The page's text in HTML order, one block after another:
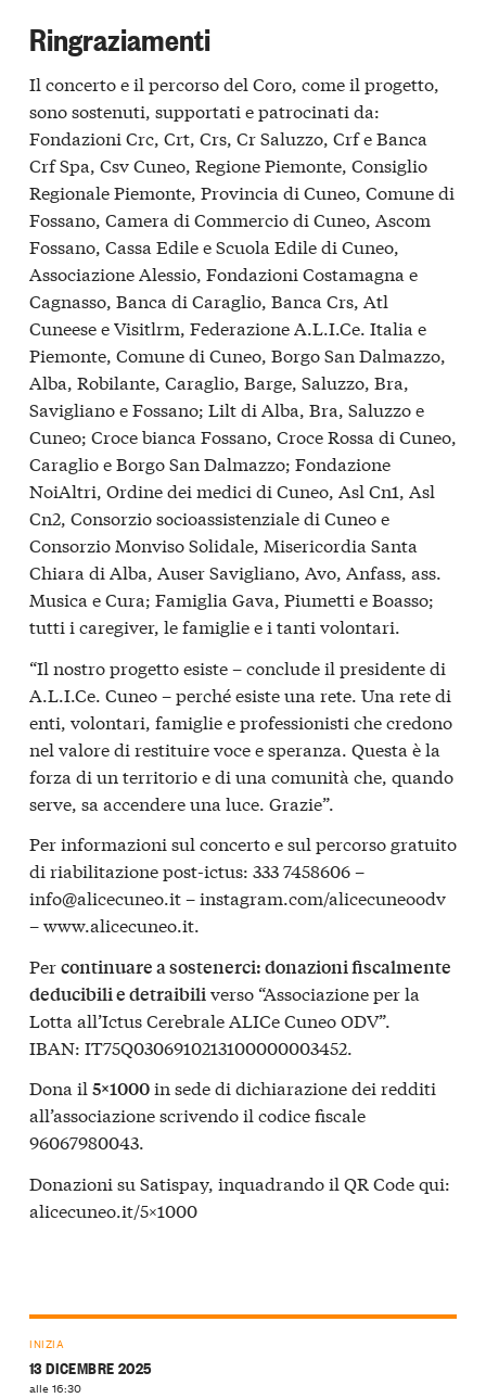
Ringraziamenti
Il concerto e il percorso del Coro, come il progetto,
sono sostenuti, supportati e patrocinati da:
Fondazioni Crc, Crt, Crs, Cr Saluzzo, Crf e Banca
Crf Spa, Csv Cuneo, Regione Piemonte, Consiglio
Regionale Piemonte, Provincia di Cuneo, Comune di
Fossano, Camera di Commercio di Cuneo, Ascom
Fossano, Cassa Edile e Scuola Edile di Cuneo,
Associazione Alessio, Fondazioni Costamagna e
Cagnasso, Banca di Caraglio, Banca Crs, Atl
Cuneese e Visitlrm, Federazione A.L.I.Ce. Italia e
Piemonte, Comune di Cuneo, Borgo San Dalmazzo,
Alba, Robilante, Caraglio, Barge, Saluzzo, Bra,
Savigliano e Fossano; Lilt di Alba, Bra, Saluzzo e
Cuneo; Croce bianca Fossano, Croce Rossa di Cuneo,
Caraglio e Borgo San Dalmazzo; Fondazione
NoiAltri, Ordine dei medici di Cuneo, Asl Cn1, Asl
Cn2, Consorzio socioassistenziale di Cuneo e
Consorzio Monviso Solidale, Misericordia Santa
Chiara di Alba, Auser Savigliano, Avo, Anfass, ass.
Musica e Cura; Famiglia Gava, Piumetti e Boasso;
tutti i caregiver, le famiglie e i tanti volontari.
“Il nostro progetto esiste – conclude il presidente di
A.L.I.Ce. Cuneo – perché esiste una rete. Una rete di
enti, volontari, famiglie e professionisti che credono
nel valore di restituire voce e speranza. Questa è la
forza di un territorio e di una comunità che, quando
serve, sa accendere una luce. Grazie”.
Per informazioni sul concerto e sul percorso gratuito
di riabilitazione post-ictus: 333 7458606 –
info@alicecuneo.it – instagram.com/alicecuneoodv
– www.alicecuneo.it.
Percontinuare a sostenerci: donazioni fiscalmente
deducibili e detraibiliverso “Associazione per la
Lotta all’Ictus Cerebrale ALICe Cuneo ODV”.
IBAN: IT75Q0306910213100000003452.
Dona il 5×1000in sede di dichiarazione dei redditi
all’associazione scrivendo il codice fiscale
96067980043.
Donazioni su Satispay, inquadrando il QR Code qui:
alicecuneo.it/5×1000
INIZIA
13 DICEMBRE 2025
alle 16:30